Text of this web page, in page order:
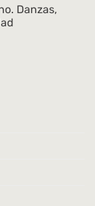
Danzas,